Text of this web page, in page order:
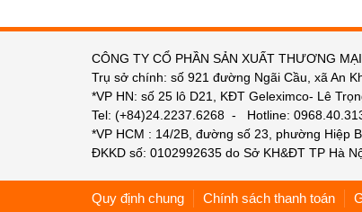
CÔNG TY CỔ PHẦN SẢN XUẤT THƯƠNG
Trụ sở chính: số 921 đường Ngãi Cầu, xã An
*VP HN: số 25 lô D21, KĐT Geleximco- Lê
Tel: (+84)24.2237.6268 - Hotline:
*VP HCM : 14/2B, đường số 23, phường Hiệp
ĐKKD số: 0102992635 do Sở KH&ĐT TP Hà
Quy định chung Chính sách thanh toán